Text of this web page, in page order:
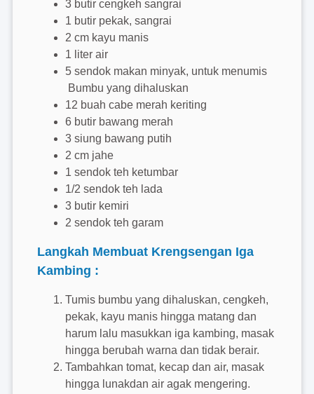
3 butir cengkeh sangrai
1 butir pekak, sangrai
2 cm kayu manis
1 liter air
5 sendok makan minyak, untuk menumis
Bumbu yang dihaluskan
12 buah cabe merah keriting
6 butir bawang merah
3 siung bawang putih
2 cm jahe
1 sendok teh ketumbar
1/2 sendok teh lada
3 butir kemiri
2 sendok teh garam
Langkah Membuat Krengsengan Iga
Kambing :
Tumis bumbu yang dihaluskan, cengkeh,
pekak, kayu manis hingga matang dan
harum lalu masukkan iga kambing, masak
hingga berubah warna dan tidak berair.
Tambahkan tomat, kecap dan air, masak
hingga lunakdan air agak mengering.